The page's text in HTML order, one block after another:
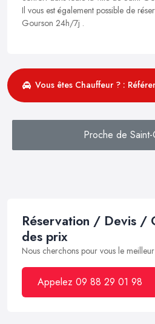
Il vous est également possible de
Gourson 24h/7j .
Vous êtes Chauffeur ? :
Proche de
Réservation / Devis /
des prix
Nous cherchons pour vous le
Appelez 09 88 29 01 98